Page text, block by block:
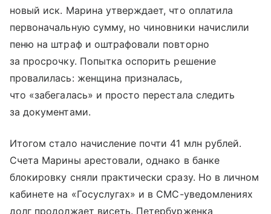
новый иск. Марина утверждает, что оплатила
первоначальную сумму, но чиновники начислили
пеню на штраф и оштрафовали повторно
за просрочку. Попытка оспорить решение
провалилась: женщина призналась,
что «забегалась» и просто перестала следить
за документами.
Итогом стало начисление почти 41 млн рублей.
Счета Марины арестовали, однако в банке
блокировку сняли практически сразу. Но в личном
кабинете на «Госуслугах» и в СМС-уведомлениях
долг продолжает висеть. Петербурженка